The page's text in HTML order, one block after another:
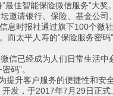
最佳智能保险微信服务”大奖。
邀请银行、保险、基金公司
息时报社通过旗下100个微
而太平人寿的“保险服务密
信已经成为人们日常生活中
码”。
提升客户服务的便捷性和安
开发，于2017年7月29日正